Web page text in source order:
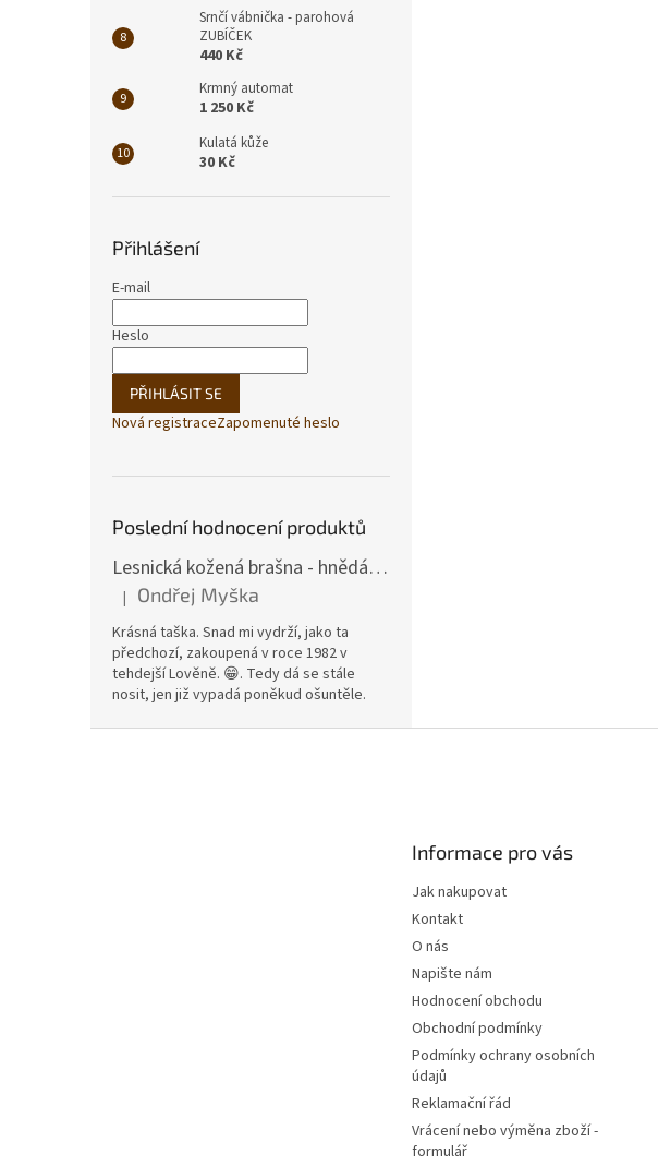
Srnčí vábnička - parohová
ZUBÍČEK
440 Kč
Krmný automat
1 250 Kč
Kulatá kůže
30 Kč
Přihlášení
E-mail
Heslo
PŘIHLÁSIT SE
Nová registraceZapomenuté heslo
Poslední hodnocení produktů
Lesnická kožená brašna - hnědá hovězina
Hodnocení produktu je 5 z 5 hvězdiček.
| Ondřej Myška
Krásná taška. Snad mi vydrží, jako ta
předchozí, zakoupená v roce 1982 v
tehdejší Lověně. 😁. Tedy dá se stále
nosit, jen již vypadá poněkud ošuntěle.
Informace pro vás
Jak nakupovat
Kontakt
O nás
Napište nám
Hodnocení obchodu
Obchodní podmínky
Podmínky ochrany osobních
údajů
Reklamační řád
Vrácení nebo výměna zboží -
formulář